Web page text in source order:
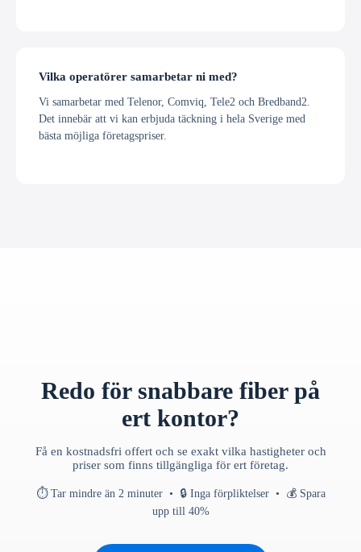
Vilka operatörer samarbetar ni med?
Vi samarbetar med Telenor, Comviq, Tele2 och Bredband2.
Det innebär att vi kan erbjuda täckning i hela Sverige med
bästa möjliga företagspriser.
Redo för snabbare fiber på
ert kontor?
Få en kostnadsfri offert och se exakt vilka hastigheter och
priser som finns tillgängliga för ert företag.
⏱ Tar mindre än 2 minuter • 🔒 Inga förpliktelser • 💰 Spara
upp till 40%